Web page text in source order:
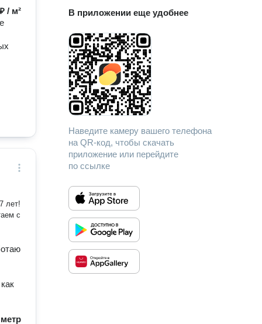
/ м²
лет!
В приложении еще удобнее
Наведите камеру вашего телефона
на QR-код, чтобы скачать
приложение или перейдите
по ссылке